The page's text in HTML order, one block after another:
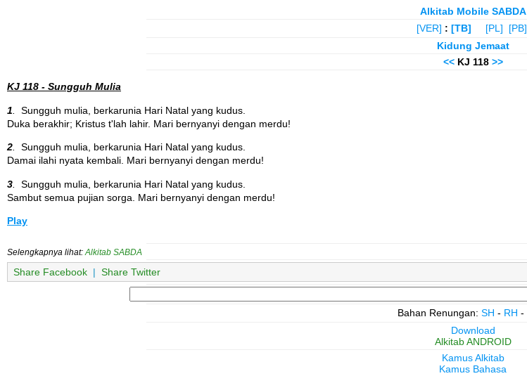
Alkitab Mobile SABDA
[VER] : [TB] [PL]
[PB]
Kidung Jemaat
<<KJ 118 >>
KJ 118 - Sungguh Mulia
1
Sungguh mulia, berkarunia Hari Natal yang kudus.
Duka berakhir; Kristus t'lah lahir. Mari bernyanyi dengan merdu!
2
Sungguh mulia, berkarunia Hari Natal yang kudus.
Damai ilahi nyata kembali. Mari bernyanyi dengan merdu!
3
Sungguh mulia, berkarunia Hari Natal yang kudus.
Sambut semua pujian sorga. Mari bernyanyi dengan merdu!
Play
Selengkapnya lihat: Alkitab SABDA
Share Facebook | Share Twitter
Bahan Renungan: SH - RH -
Download
Alkitab ANDROID
Kamus Alkitab
Kamus Bahasa